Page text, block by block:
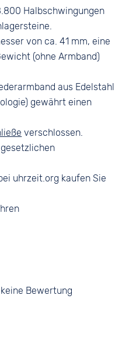
Halbschwingungen
von ca. 41 mm, eine
(ohne Armband)
aus Edelstahl
gewährt einen
verschlossen.
uhrzeit.org kaufen Sie
Bewertung